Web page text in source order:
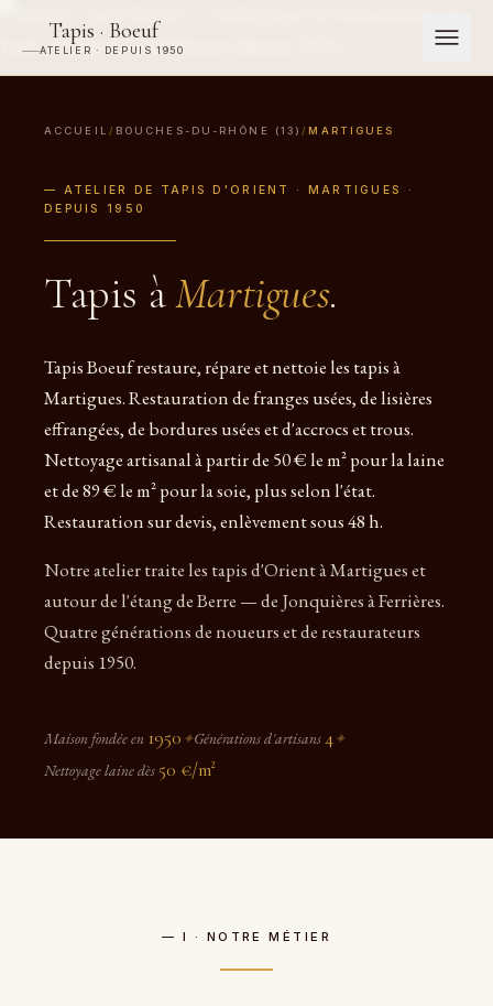
Tapis · Boeuf
ATELIER · DEPUIS 1950
ACCUEIL / BOUCHES-DU-RHÔNE (13) / MARTIGUES
— ATELIER DE TAPIS D'ORIENT · MARTIGUES ·
DEPUIS 1950
Tapis àMartigues.
Tapis Boeuf restaure, répare et nettoie les tapis à
Martigues. Restauration de franges usées, de lisières
effrangées, de bordures usées et d'accrocs et trous.
Nettoyage artisanal à partir de 50 € le m² pour la laine
et de 89 € le m² pour la soie, plus selon l'état.
Restauration sur devis, enlèvement sous 48 h.
Notre atelier traite les tapis d'Orient à Martigues et
autour de l'étang de Berre — de Jonquières à Ferrières.
Quatre générations de noueurs et de restaurateurs
depuis 1950.
Maison fondée en 1950 ✦Générations d'artisans4✦
Nettoyage laine dès 50 €/m²
— I · NOTRE MÉTIER